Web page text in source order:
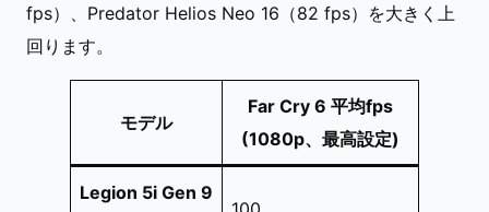
fps）、Predator Helios Neo 16（82 fps）を大きく上
回ります。
モデル
Far Cry 6 平均fps
(1080p、最高設定)
Legion 5i Gen 9